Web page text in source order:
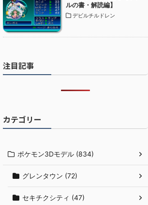
ルの書・解読編】
デビルチルドレン
注目記事
カテゴリー
ポケモン3Dモデル (834)
グレンタウン (72)
セキチクシティ (47)